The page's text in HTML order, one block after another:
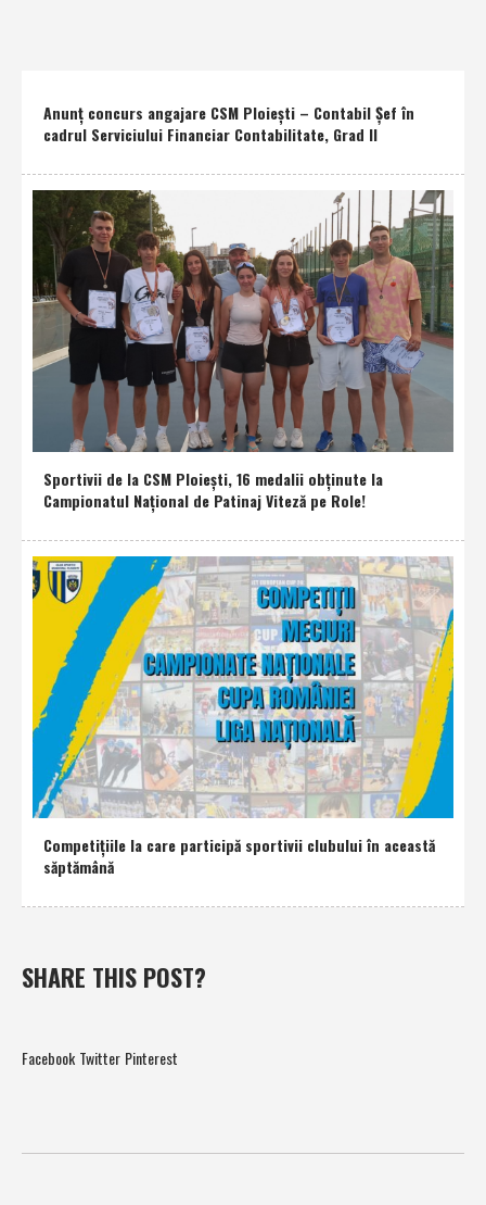
Anunţ concurs angajare CSM Ploieşti – Contabil Şef în
cadrul Serviciului Financiar Contabilitate, Grad II
Sportivii de la CSM Ploieşti, 16 medalii obţinute la
Campionatul Naţional de Patinaj Viteză pe Role!
Competiţiile la care participă sportivii clubului în această
săptămână
SHARE THIS POST?
Facebook Twitter Pinterest